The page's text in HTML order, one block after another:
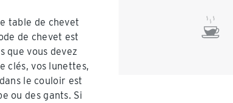
table de chevet
de chevet est
que vous devez
clés, vos lunettes,
le couloir est
ou des gants. Si